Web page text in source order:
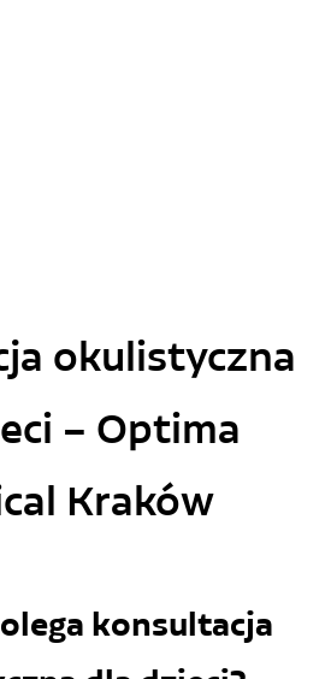
okulistyczna
– Optima
Kraków
konsultacja